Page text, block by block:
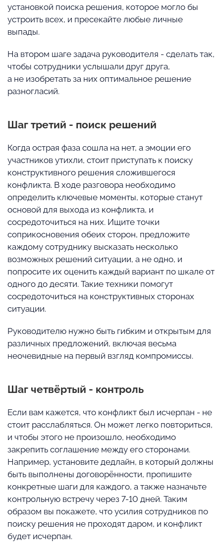
установкой поиска решения, которое могло бы
устроить всех, и пресекайте любые личные
выпады.
На втором шаге задача руководителя - сделать так,
чтобы сотрудники услышали друг друга,
а не изобретать за них оптимальное решение
разногласий.
Шаг третий - поиск решений
Когда острая фаза сошла на нет, а эмоции его
участников утихли, стоит приступать к поиску
конструктивного решения сложившегося
конфликта. В ходе разговора необходимо
определить ключевые моменты, которые станут
основой для выхода из конфликта, и
сосредоточиться на них. Ищите точки
соприкосновения обеих сторон, предложите
каждому сотруднику высказать несколько
возможных решений ситуации, а не одно, и
попросите их оценить каждый вариант по шкале от
одного до десяти. Такие техники помогут
сосредоточиться на конструктивных сторонах
ситуации.
Руководителю нужно быть гибким и открытым для
различных предложений, включая весьма
неочевидные на первый взгляд компромиссы.
Шаг четвёртый - контроль
Если вам кажется, что конфликт был исчерпан - не
стоит расслабляться. Он может легко повториться,
и чтобы этого не произошло, необходимо
закрепить соглашение между его сторонами.
Например, установите дедлайн, в который должны
быть выполнены договорённости, пропишите
конкретные шаги для каждого, а также назначьте
контрольную встречу через 7-10 дней. Таким
образом вы покажете, что усилия сотрудников по
поиску решения не проходят даром, и конфликт
будет исчерпан.